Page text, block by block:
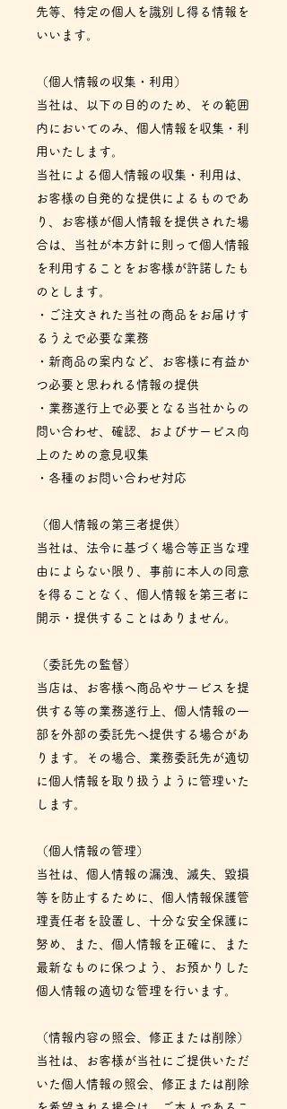
先等、特定の個人を識別し得る情報を
いいます。
（個人情報の収集・利用）
当社は、以下の目的のため、その範囲
内においてのみ、個人情報を収集・利
用いたします。
当社による個人情報の収集・利用は、
お客様の自発的な提供によるものであ
り、お客様が個人情報を提供された場
合は、当社が本方針に則って個人情報
を利用することをお客様が許諾したも
のとします。
・ご注文された当社の商品をお届けす
るうえで必要な業務
・新商品の案内など、お客様に有益か
つ必要と思われる情報の提供
・業務遂行上で必要となる当社からの
問い合わせ、確認、およびサービス向
上のための意見収集
・各種のお問い合わせ対応
（個人情報の第三者提供）
当社は、法令に基づく場合等正当な理
由によらない限り、事前に本人の同意
を得ることなく、個人情報を第三者に
開示・提供することはありません。
（委託先の監督）
当店は、お客様へ商品やサービスを提
供する等の業務遂行上、個人情報の一
部を外部の委託先へ提供する場合があ
ります。その場合、業務委託先が適切
に個人情報を取り扱うように管理いた
します。
（個人情報の管理）
当社は、個人情報の漏洩、滅失、毀損
等を防止するために、個人情報保護管
理責任者を設置し、十分な安全保護に
努め、また、個人情報を正確に、また
最新なものに保つよう、お預かりした
個人情報の適切な管理を行います。
（情報内容の照会、修正または削除）
当社は、お客様が当社にご提供いただ
いた個人情報の照会、修正または削除